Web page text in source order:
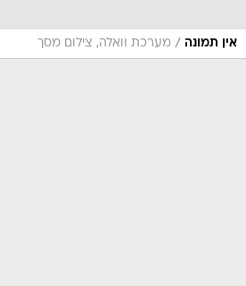
אין תמונה / מערכת וואלה, צילום מסך